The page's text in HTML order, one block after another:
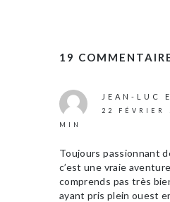
19
JEAN-LUC
22 FÉVRIER
MIN
Toujours passionnant
c’est une vraie
comprends pas très
ayant pris plein ouest